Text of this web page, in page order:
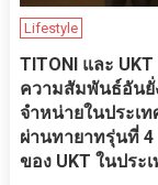
Lifestyle
TITONI และ
ความสัมพันธ์อันยั่
จำหน่ายในประเ
ผ่านทายาทรุ่นที่ 4
ของ UKT ในประ